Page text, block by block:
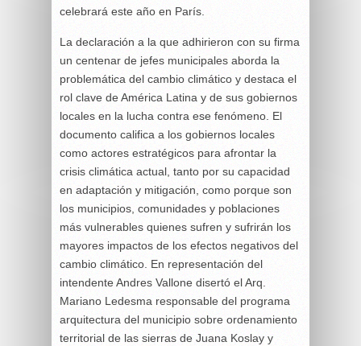
celebrará este año en París.
La declaración a la que adhirieron con su firma
un centenar de jefes municipales aborda la
problemática del cambio climático y destaca el
rol clave de América Latina y de sus gobiernos
locales en la lucha contra ese fenómeno. El
documento califica a los gobiernos locales
como actores estratégicos para afrontar la
crisis climática actual, tanto por su capacidad
en adaptación y mitigación, como porque son
los municipios, comunidades y poblaciones
más vulnerables quienes sufren y sufrirán los
mayores impactos de los efectos negativos del
cambio climático. En representación del
intendente Andres Vallone disertó el Arq.
Mariano Ledesma responsable del programa
arquitectura del municipio sobre ordenamiento
territorial de las sierras de Juana Koslay y